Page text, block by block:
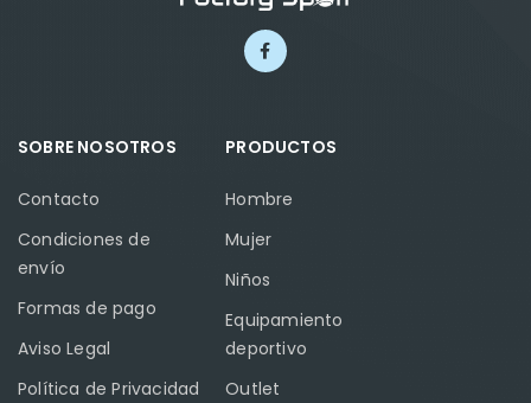
SOBRE NOSOTROS
Contacto
Condiciones de
envío
Formas de pago
Aviso Legal
Política de Privacidad
PRODUCTOS
Hombre
Mujer
Niños
Equipamiento
deportivo
Outlet